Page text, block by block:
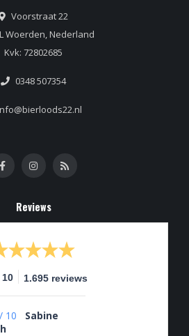
Voorstraat 22
Woerden, Nederland
Kvk: 72802685
0348 507354
Reviews
10 1.695 reviews
/ 10
Sabine